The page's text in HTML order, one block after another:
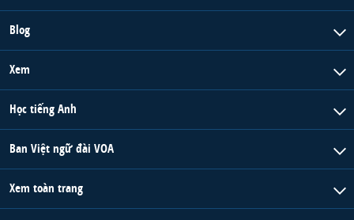
Blog
Xem
Học tiếng Anh
Ban Việt ngữ đài VOA
Xem toàn trang